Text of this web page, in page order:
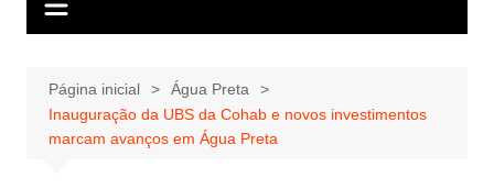
Página inicial
Água Preta
Inauguração da UBS da Cohab e novos investimentos
marcam avanços em Água Preta